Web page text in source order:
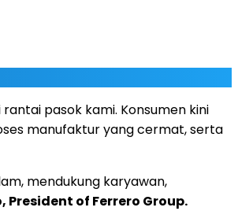
pasok kami. Konsumen kini
manufaktur yang cermat, serta
mendukung karyawan,
President of Ferrero Group.